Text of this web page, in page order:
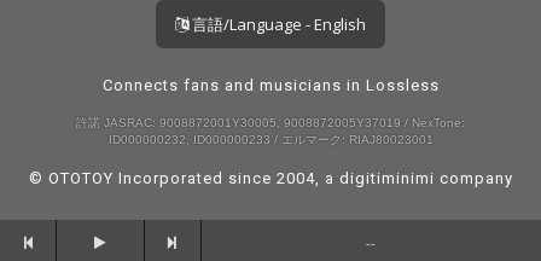
言語/Language - English
Connects fans and musicians in Lossless
許諾 JASRAC: 9008872001Y30005, 9008872005Y37019 / NexTone:
ID000000232, ID000000233 / エルマーク: RIAJ80023001
© OTOTOY Incorporated since 2004, a digitiminimi company
--